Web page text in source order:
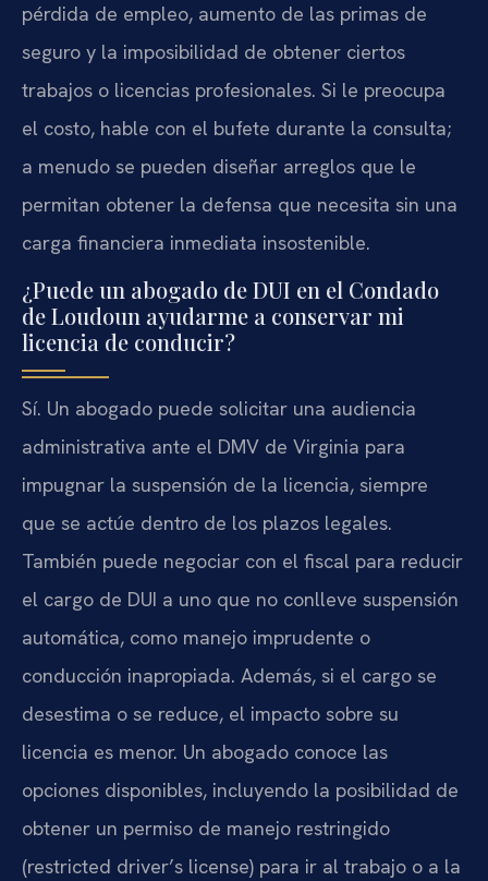
pérdida de empleo, aumento de las primas de
seguro y la imposibilidad de obtener ciertos
trabajos o licencias profesionales. Si le preocupa
el costo, hable con el bufete durante la consulta;
a menudo se pueden diseñar arreglos que le
permitan obtener la defensa que necesita sin una
carga financiera inmediata insostenible.
¿Puede un abogado de DUI en el Condado
de Loudoun ayudarme a conservar mi
licencia de conducir?
Sí. Un abogado puede solicitar una audiencia
administrativa ante el DMV de Virginia para
impugnar la suspensión de la licencia, siempre
que se actúe dentro de los plazos legales.
También puede negociar con el fiscal para reducir
el cargo de DUI a uno que no conlleve suspensión
automática, como manejo imprudente o
conducción inapropiada. Además, si el cargo se
desestima o se reduce, el impacto sobre su
licencia es menor. Un abogado conoce las
opciones disponibles, incluyendo la posibilidad de
obtener un permiso de manejo restringido
(restricted driver’s license) para ir al trabajo o a la